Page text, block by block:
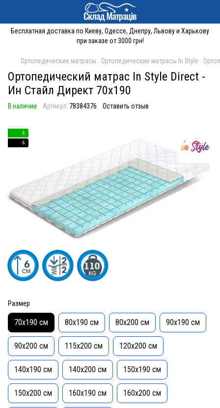
Бесплатная доставка по Киеву, Одессе, Днепру, Львову и Харькову
при заказе от 3000 грн!
Ортопедические матрасы Ортопедические матрасы In Style
Ортопедический матрас In Style Direct -
Ин Стайл Директ 70x190
В наличии Артикул: 78384376 Оставить отзыв
6
6
Размер
70x190 см 80x190 см 80x200 см 90x190 см
90x200 см 115х200 см 120x200 см
140x190 см 140x200 см 150x190 см
150x200 см 160x190 см 160x200 см